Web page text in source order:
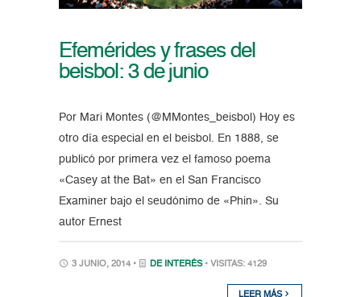
Efemérides y frases del
beisbol: 3 de junio
Por Mari Montes (@MMontes_beisbol) Hoy es
otro día especial en el beisbol. En 1888, se
publicó por primera vez el famoso poema
«Casey at the Bat» en el San Francisco
Examiner bajo el seudónimo de «Phin». Su
autor Ernest
3 JUNIO, 2014 • DE INTERÉS • VISITAS: 4129
LEER MÁS